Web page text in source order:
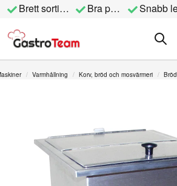
Brett sortiment Bra priser Snabb
Varmhållning Korv, bröd och mosvärmeri